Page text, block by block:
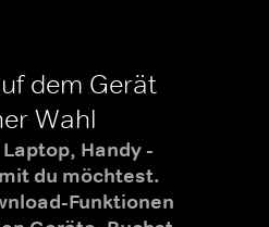
dem Gerät
Wahl
Handy -
du möchtest.
Funktionen